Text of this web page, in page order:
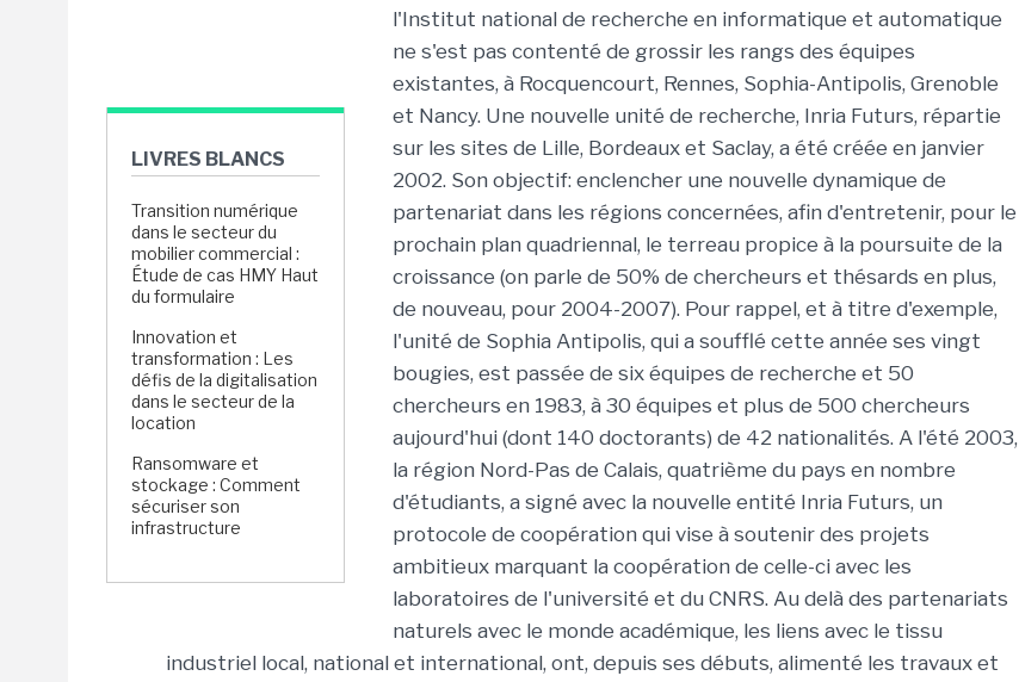
LIVRES BLANCS
Transition numérique
dans le secteur du
mobilier commercial :
Étude de cas HMY Haut
du formulaire
Innovation et
transformation : Les
défis de la digitalisation
dans le secteur de la
location
Ransomware et
stockage : Comment
sécuriser son
infrastructure
l'Institut national de recherche en informatique et automatique
ne s'est pas contenté de grossir les rangs des équipes
existantes, à Rocquencourt, Rennes, Sophia-Antipolis, Grenoble
et Nancy. Une nouvelle unité de recherche, Inria Futurs, répartie
sur les sites de Lille, Bordeaux et Saclay, a été créée en janvier
2002. Son objectif: enclencher une nouvelle dynamique de
partenariat dans les régions concernées, afin d'entretenir, pour le
prochain plan quadriennal, le terreau propice à la poursuite de la
croissance (on parle de 50% de chercheurs et thésards en plus,
de nouveau, pour 2004-2007). Pour rappel, et à titre d'exemple,
l'unité de Sophia Antipolis, qui a soufflé cette année ses vingt
bougies, est passée de six équipes de recherche et 50
chercheurs en 1983, à 30 équipes et plus de 500 chercheurs
aujourd'hui (dont 140 doctorants) de 42 nationalités. A l'été 2003,
la région Nord-Pas de Calais, quatrième du pays en nombre
d'étudiants, a signé avec la nouvelle entité Inria Futurs, un
protocole de coopération qui vise à soutenir des projets
ambitieux marquant la coopération de celle-ci avec les
laboratoires de l'université et du CNRS. Au delà des partenariats
naturels avec le monde académique, les liens avec le tissu
industriel local, national et international, ont, depuis ses débuts, alimenté les travaux et